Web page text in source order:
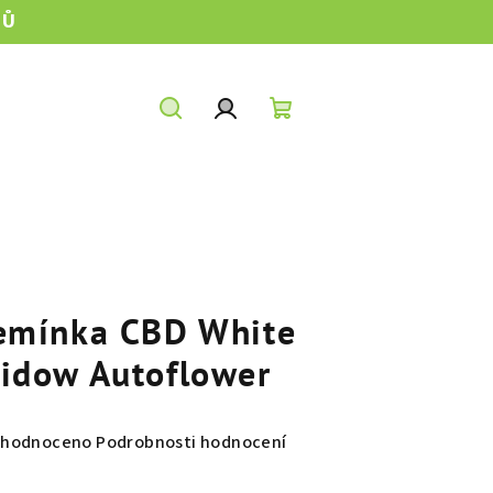
CBD White
Autoflower
Podrobnosti hodnocení